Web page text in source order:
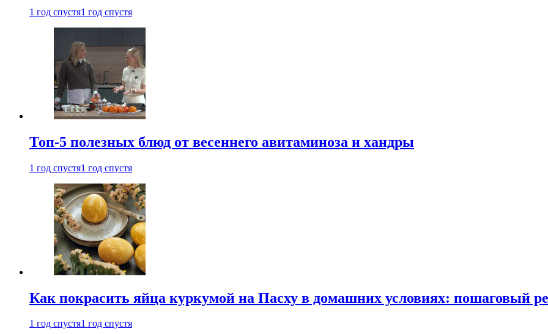
1 год спустя1 год спустя
Топ-5 полезных блюд от весеннего авитаминоза и хандры
1 год спустя1 год спустя
Как покрасить яйца куркумой на Пасху в домашних условиях: пошаговый
1 год спустя1 год спустя